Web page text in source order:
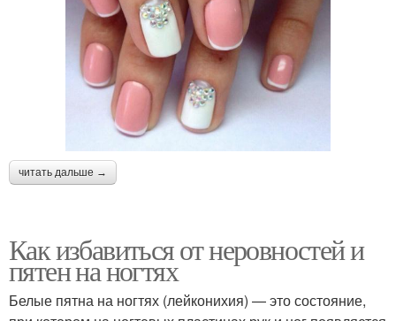
читать дальше →
Как избавиться от неровностей и
пятен на ногтях
Белые пятна на ногтях (лейконихия) — это состояние,